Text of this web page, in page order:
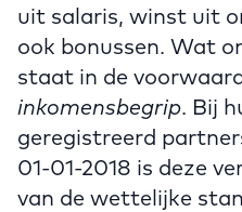
uit salaris, winst uit
ook bonussen. Wat
staat in de
inkomensbegrip. Bij
geregistreerd
01-01-2018 is deze
van de wettelijke